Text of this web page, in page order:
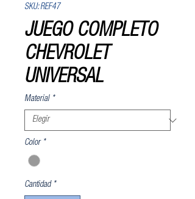
SKU: REF47
JUEGO COMPLETO
CHEVROLET
UNIVERSAL
Material *
Color *
Cantidad *